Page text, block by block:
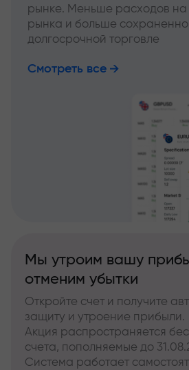
рынке. Меньше расходов на
рынка и больше
долгосрочной торговле
Смотреть все
Мы утроим вашу
отменим убытки
Откройте счет и получите
защиту и утроение прибыли.
Акция распространяется
счета, пополняемые до
Система работает